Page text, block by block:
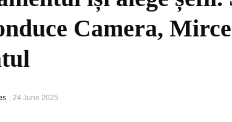
Camera,
, 24 June 2025